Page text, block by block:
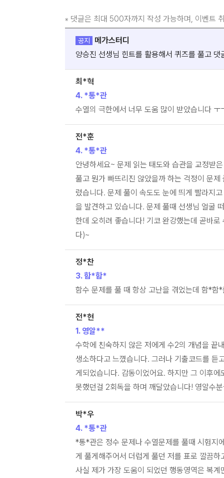
※ 댓글은 최대 500자까지 작성 가능하며, 이벤트
공지
메가스터디
양승진 선생님 힌트를 활용해서 퀴즈를 풀고
최*혁
4. *통*관
수열의 극한에서 너무 도움 많이 받았습니다 ㅜ
전*훈
4. *통*관
안녕하세요~ 문제 읽는 태도와 습관을 교정받
풀고 뭔가 빠뜨리진 않았을까 하는 걱정이 문
렸습니다. 문제 풀이 속도도 눈에 띄게 빨라지
을 발견하고 있습니다. 문제 풀때 선생님 얼굴
한데 오히려 좋습니다! 기코 완강했는데 곧바
다)~
정*찬
3. 함*함*
함수 문제를 풀 때 항상 고난을 겪었는데 함*함
전*현
1. 영알**
수학에 친숙하지 않은 저에게 수2의 개념을 끝
생소하다고 느꼈습니다. 그러나 기출코드를 듣
게되었습니다. 감동이었어요. 하지만 그 이후
못했던걸 2회독을 하며 깨달았습니다! 영알수
박*우
4. *통*관
*통*관은 정수 문제나 수열문제를 풀때 시험지
게 풀게해주어서 더럽게 풀던 저를 표로 깔끔
사실 제가 가장 도움이 되었던 행동영역은 복